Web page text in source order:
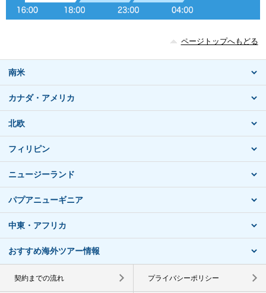
ページトップへもどる
南米
カナダ・アメリカ
北欧
フィリピン
ニュージーランド
パプアニューギニア
中東・アフリカ
おすすめ海外ツアー情報
契約までの流れ プライバシーポリシー